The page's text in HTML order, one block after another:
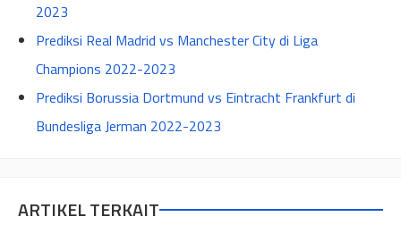
2023
Prediksi Real Madrid vs Manchester City di Liga
Champions 2022-2023
Prediksi Borussia Dortmund vs Eintracht Frankfurt di
Bundesliga Jerman 2022-2023
ARTIKEL TERKAIT